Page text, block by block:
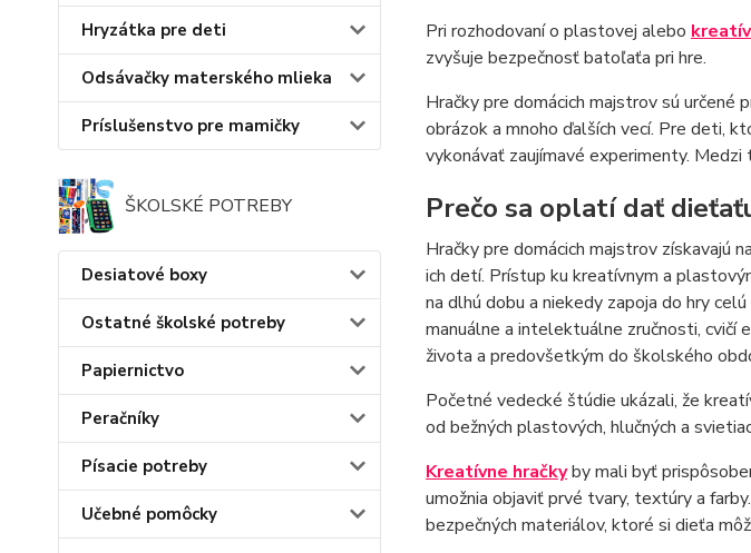
Hryzátka pre deti
Odsávačky materského mlieka
Príslušenstvo pre mamičky
ŠKOLSKÉ POTREBY
Desiatové boxy
Ostatné školské potreby
Papiernictvo
Peračníky
Písacie potreby
Učebné pomôcky
Pri rozhodovaní o plastovej alebo
zvyšuje bezpečnosť batoľaťa pri hre.
Hračky pre domácich majstrov sú
obrázok a mnoho ďalších vecí. Pre deti,
vykonávať zaujímavé experimenty.
Prečo sa oplatí dať
Hračky pre domácich majstrov získavajú
ich detí. Prístup ku kreatívnym a
na dlhú dobu a niekedy zapoja do hry
manuálne a intelektuálne zručnosti, cvičí
života a predovšetkým do školského
Početné vedecké štúdie ukázali, že
od bežných plastových, hlučných a
Kreatívne hračkyby mali byť
umožnia objaviť prvé tvary, textúry a
bezpečných materiálov, ktoré si dieťa